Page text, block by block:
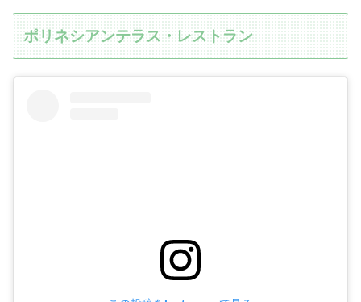
ポリネシアンテラス・レストラン